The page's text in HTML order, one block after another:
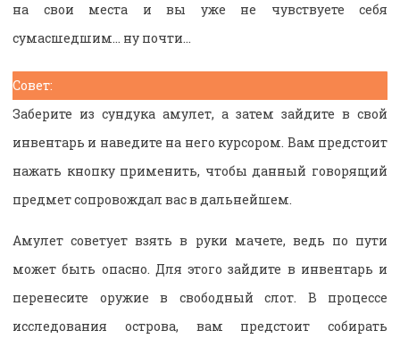
на свои места и вы уже не чувствуете себя
сумасшедшим… ну почти…
Совет:
Заберите из сундука амулет, а затем зайдите в свой
инвентарь и наведите на него курсором. Вам предстоит
нажать кнопку применить, чтобы данный говорящий
предмет сопровождал вас в дальнейшем.
Амулет советует взять в руки мачете, ведь по пути
может быть опасно. Для этого зайдите в инвентарь и
перенесите оружие в свободный слот. В процессе
исследования острова, вам предстоит собирать